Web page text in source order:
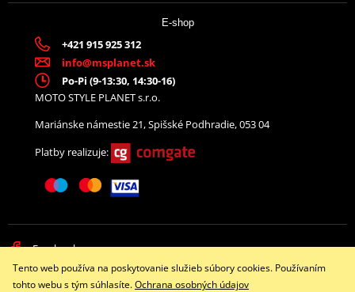
E-shop
+421 915 925 312
info@msplanet.sk
Po-Pi (9-13:30, 14:30-16)
MOTO STYLE PLANET s.r.o.
Mariánske námestie 21, Spišské Podhradie, 053 04
Platby realizuje:
Facebook
Copyright © 2026 www.namotorku.sk
Tento web používa na poskytovanie služieb súbory cookies. Používaním
tohto webu s tým súhlasíte.Ochrana osobných údajov